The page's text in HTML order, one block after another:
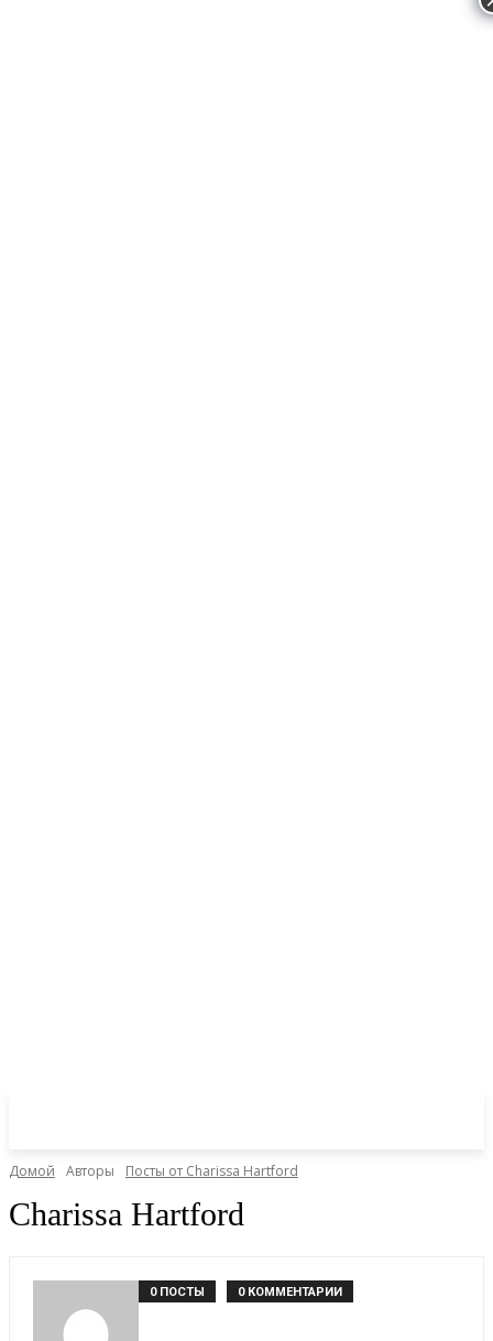
Домой Авторы Посты от Charissa Hartford
Charissa Hartford
0 ПОСТЫ 0 КОММЕНТАРИИ